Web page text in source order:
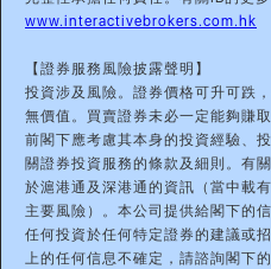
www.interactivebrokers.com.hk
【證券服務風險披露聲明】
投資涉及風險。證券價格可升可跌
無價值。買賣證券未必一定能夠賺
前閣下應考慮其本身的投資經驗、
關證券投資服務的條款及細則。有
於滬港通及深港通的資訊（當中載
主要風險）。本公司提供給閣下的
任何投資於任何特定證券的建議或
上的任何信息不確定，請諮詢閣下